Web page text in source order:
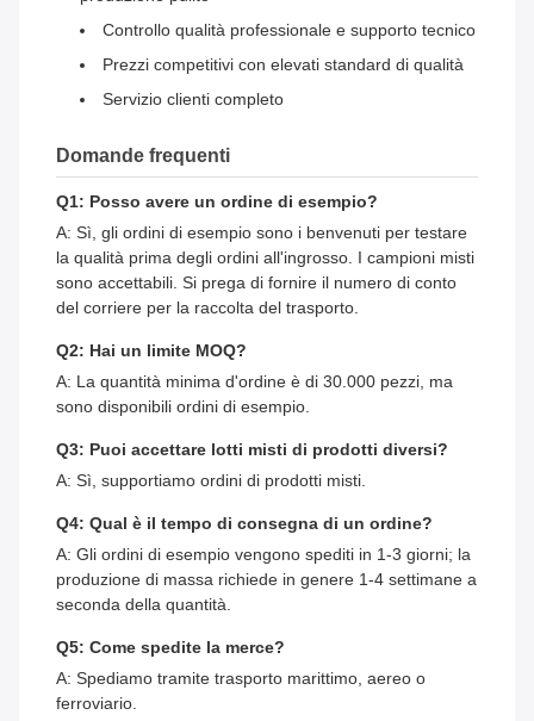
Controllo qualità professionale e supporto tecnico
Prezzi competitivi con elevati standard di qualità
Servizio clienti completo
Domande frequenti
Q1: Posso avere un ordine di esempio?
A: Sì, gli ordini di esempio sono i benvenuti per testare
la qualità prima degli ordini all'ingrosso. I campioni misti
sono accettabili. Si prega di fornire il numero di conto
del corriere per la raccolta del trasporto.
Q2: Hai un limite MOQ?
A: La quantità minima d'ordine è di 30.000 pezzi, ma
sono disponibili ordini di esempio.
Q3: Puoi accettare lotti misti di prodotti diversi?
A: Sì, supportiamo ordini di prodotti misti.
Q4: Qual è il tempo di consegna di un ordine?
A: Gli ordini di esempio vengono spediti in 1-3 giorni; la
produzione di massa richiede in genere 1-4 settimane a
seconda della quantità.
Q5: Come spedite la merce?
A: Spediamo tramite trasporto marittimo, aereo o
ferroviario.